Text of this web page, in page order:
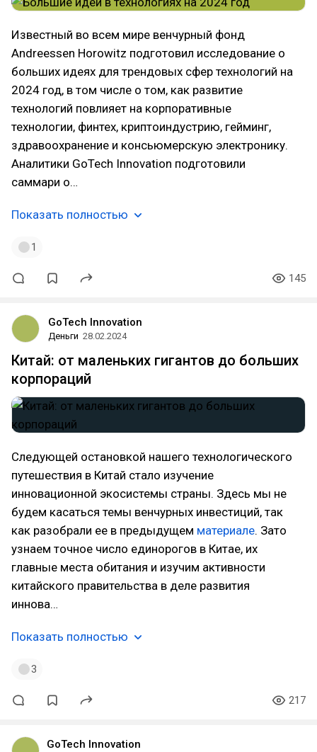
Известный во всем мире венчурный фонд
Andreessen Horowitz подготовил исследование о
больших идеях для трендовых сфер технологий на
2024 год, в том числе о том, как развитие
технологий повлияет на корпоративные
технологии, финтех, криптоиндустрию, гейминг,
здравоохранение и консьюмерскую электронику.
Аналитики GoTech Innovation подготовили
саммари о…
Показать полностью
1
145
GoTech Innovation
Деньги 28.02.2024
Китай: от маленьких гигантов до больших
корпораций
Следующей остановкой нашего технологического
путешествия в Китай стало изучение
инновационной экосистемы страны. Здесь мы не
будем касаться темы венчурных инвестиций, так
как разобрали ее в предыдущем материале. Зато
узнаем точное число единорогов в Китае, их
главные места обитания и изучим активности
китайского правительства в деле развития
иннова…
Показать полностью
3
217
GoTech Innovation